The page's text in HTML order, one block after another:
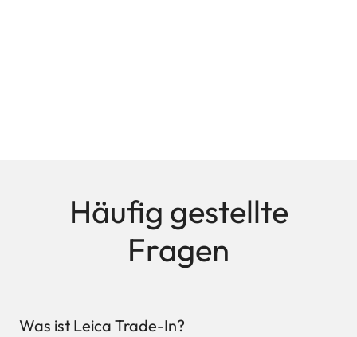
Häufig gestellte
Fragen
Was ist Leica Trade-In?